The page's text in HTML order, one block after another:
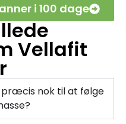
i 100 dage
Vellafit
præcis nok til at følge